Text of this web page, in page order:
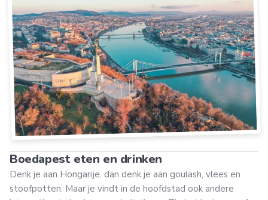
Boedapest eten en drinken
Denk je aan Hongarije, dan denk je aan goulash, vlees en
stoofpotten. Maar je vindt in de hoofdstad ook andere